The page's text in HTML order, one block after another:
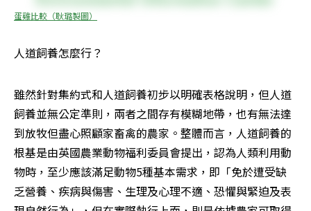
蛋雞比較（耿璐製圖）
人道飼養怎麼行？
雖然針對集約式和人道飼養初步以明確表格說明，但人道
飼養並無公定準則，兩者之間存有模糊地帶，也有無法達
到放牧但盡心照顧家畜禽的農家。整體而言，人道飼養的
根基是由英國農業動物福利委員會提出，認為人類利用動
物時，至少應該滿足動物5種基本需求，即「免於遭受缺
乏營養、疾病與傷害、生理及心理不適、恐懼與緊迫及表